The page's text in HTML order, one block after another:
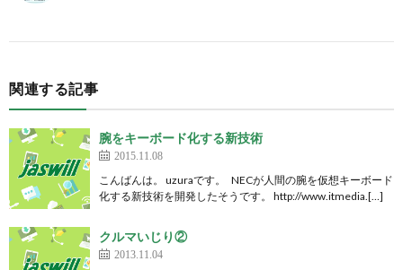
関連する記事
腕をキーボード化する新技術
2015.11.08
こんばんは。 uzuraです。 NECが人間の腕を仮想キーボード
化する新技術を開発したそうです。 http://www.itmedia.[…]
クルマいじり②
2013.11.04